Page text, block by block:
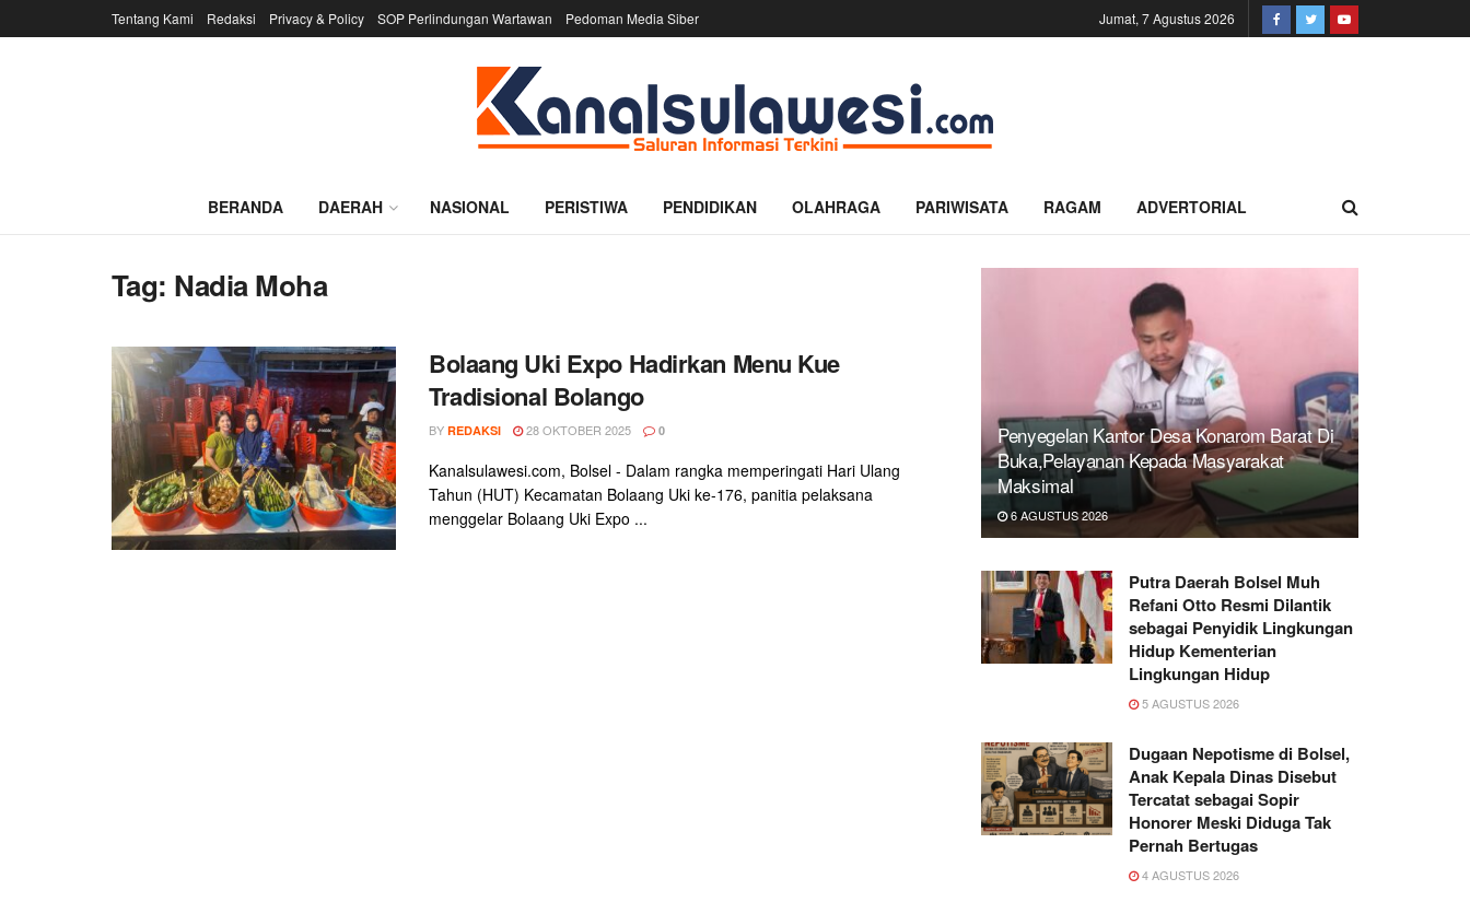
Tentang Kami Redaksi Privacy & Policy SOP Perlindungan Wartawan Pedoman Media Siber Jumat, 7 Agustus 2026
BERANDA DAERAH NASIONAL PERISTIWA PENDIDIKAN OLAHRAGA PARIWISATA RAGAM ADVERTORIAL
Tag: Nadia Moha
Bolaang Uki Expo Hadirkan Menu Kue
Tradisional Bolango
BY REDAKSI 28 OKTOBER 2025 0
Kanalsulawesi.com, Bolsel - Dalam rangka memperingati Hari Ulang
Tahun (HUT) Kecamatan Bolaang Uki ke-176, panitia pelaksana
menggelar Bolaang Uki Expo ...
Penyegelan Kantor Desa Konarom Barat Di
Buka,Pelayanan Kepada Masyarakat
Maksimal
6 AGUSTUS 2026
Putra Daerah Bolsel Muh
Refani Otto Resmi Dilantik
sebagai Penyidik Lingkungan
Hidup Kementerian
Lingkungan Hidup
5 AGUSTUS 2026
Dugaan Nepotisme di Bolsel,
Anak Kepala Dinas Disebut
Tercatat sebagai Sopir
Honorer Meski Diduga Tak
Pernah Bertugas
4 AGUSTUS 2026